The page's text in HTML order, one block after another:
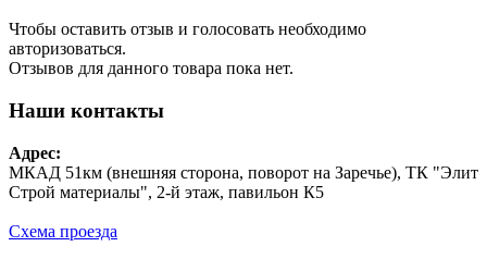
Чтобы оcтавить отзыв и голосовать необходимо
авторизоваться.
Отзывов для данного товара пока нет.
Наши контакты
Адрес:
МКАД 51км (внешняя сторона, поворот на Заречье), ТК "Элит
Строй материалы", 2-й этаж, павильон К5
Схема проезда